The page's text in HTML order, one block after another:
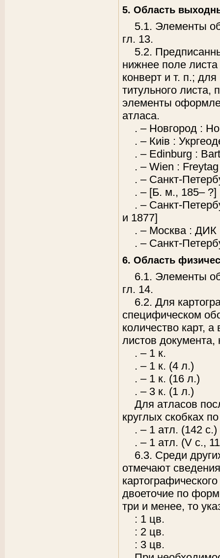
5. Область
5.1. Элементы
гл. 13.
5.2.
нижнее поле
конверт и т. п.;
титульного листа,
элементы
атласа.
. – Новгород :
. – Киiв :
. – Edinburg :
. – Wien :
. – Санкт-
. – [Б. м., 185– ?]
. – Санкт-
и 1877]
. – Москва : ДИК
. – Санкт-
6. Область
6.1. Элементы
гл. 14.
6.2. Для
специфическом
количество карт,
листов
. – 1 к.
. – 1 к. (4 л.)
. – 1 к. (16 л.)
. – 3 к. (1 л.)
Для атласов
круглых скобках
. – 1 атл. (142 с.)
. – 1 атл. (V с.,
6.3. Среди
отмечают
двоеточие по
три и менее, то
: 1 цв.
: 2 цв.
: 3 цв.